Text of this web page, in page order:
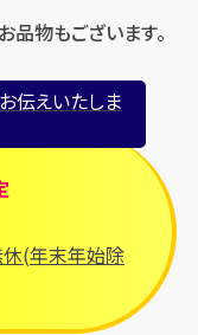
物もございます。
伝えいたしま
休(年末年始除